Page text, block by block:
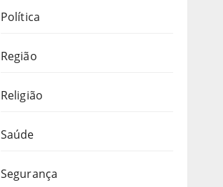
Política
Região
Religião
Saúde
Segurança